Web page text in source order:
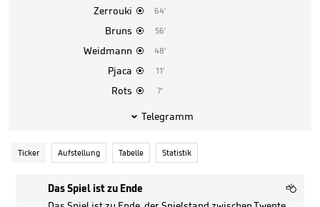
Zerrouki  64'
Bruns  56'
Weidmann  48'
Pjaca  11'
Rots  7'
 Telegramm
Ticker Aufstellung Tabelle Statistik
Das Spiel ist zu Ende 